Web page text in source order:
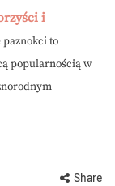
i
paznokci to
popularnością w
Share